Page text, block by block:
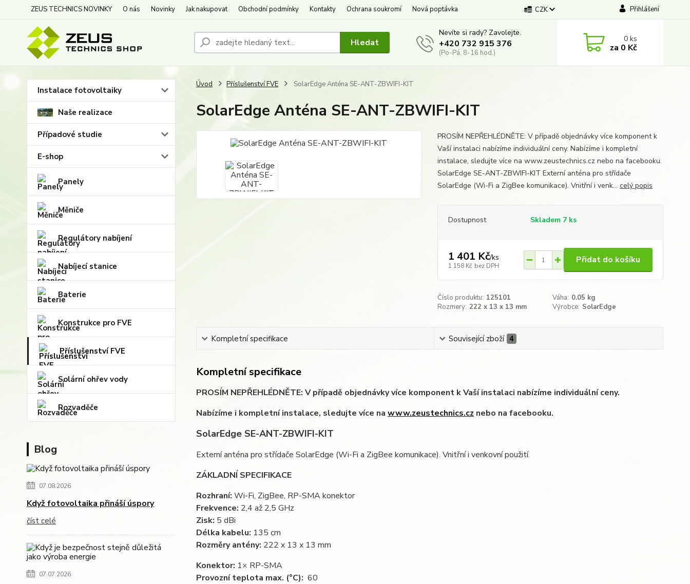
ZEUS TECHNICS NOVINKY O nás Novinky Jak nakupovat Obchodní podmínky Kontakty Ochrana soukromí Nová poptávka CZK Přihlášení
Hledat
Nevíte si rady? Zavolejte.
+420 732 915 376
(Po-Pá, 8-16 hod.)
0ks
za 0 Kč
Instalace fotovoltaiky
Naše realizace
Případové studie
E-shop
Panely
Měniče
Regulátory nabíjení
Nabíjecí stanice
Baterie
Konstrukce pro FVE
Příslušenství FVE
Solární ohřev vody
Rozvaděče
Blog
07.08.2026
Když fotovoltaika přináší úspory
číst celé
07.07.2026
Úvod Příslušenství FVE SolarEdge Anténa SE-ANT-ZBWIFI-KIT
SolarEdge Anténa SE-ANT-ZBWIFI-KIT
PROSÍM NEPŘEHLÉDNĚTE: V případě objednávky více komponent k
Vaší instalaci nabízíme individuální ceny. Nabízíme i kompletní
instalace, sledujte více na www.zeustechnics.cz nebo na facebooku.
SolarEdge SE-ANT-ZBWIFI-KIT Externí anténa pro střídače
SolarEdge (Wi-Fi a ZigBee komunikace). Vnitřní i venk... celý popis
Dostupnost Skladem 7 ks
1 401 Kč/ks
1 158 Kč bez DPH
Přidat do košíku
Číslo produktu: 125101 Váha: 0.05 kg
Rozmery: 222 x 13 x 13 mm​ Výrobce: SolarEdge
Kompletní specifikace Související zboží 4
Kompletní specifikace
PROSÍM NEPŘEHLÉDNĚTE: V případě objednávky více komponent k Vaší instalaci nabízíme individuální ceny.
Nabízíme i kompletní instalace, sledujte více na www.zeustechnics.cz nebo na facebooku.
SolarEdge SE-ANT-ZBWIFI-KIT
Externí anténa pro střídače SolarEdge (Wi-Fi a ZigBee komunikace). Vnitřní i venkovní použití.
ZÁKLADNÍ SPECIFIKACE
Rozhraní: Wi-Fi, ZigBee, RP-SMA konektor
Frekvence: 2,4 až 2,5 GHz
Zisk: 5 dBi
Délka kabelu: 135 cm
Rozměry antény: 222 x 13 x 13 mm
Konektor: 1× RP-SMA
Provozní teplota max. (°C): 60